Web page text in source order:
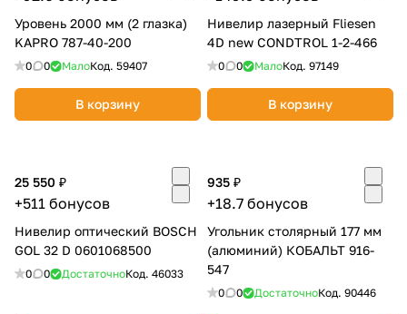
Уровень 2000 мм (2 глазка)
KAPRO 787-40-200
0 0 МалоКод. 59407
В корзину
Нивелир лазерный Fliesen
4D new CONDTROL 1-2-466
0 0 МалоКод. 97149
В корзину
25 550 ₽
+511 бонусов
Нивелир оптический BOSCH
GOL 32 D 0601068500
0 0 ДостаточноКод. 46033
935 ₽
+18.7 бонусов
Угольник столярный 177 мм
(алюминий) КОБАЛЬТ 916-
547
0 0 ДостаточноКод. 90446